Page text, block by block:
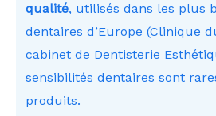
qualité, utilisés dans les plus
dentaires d’Europe (Clinique
cabinet de Dentisterie
sensibilités dentaires sont
produits.